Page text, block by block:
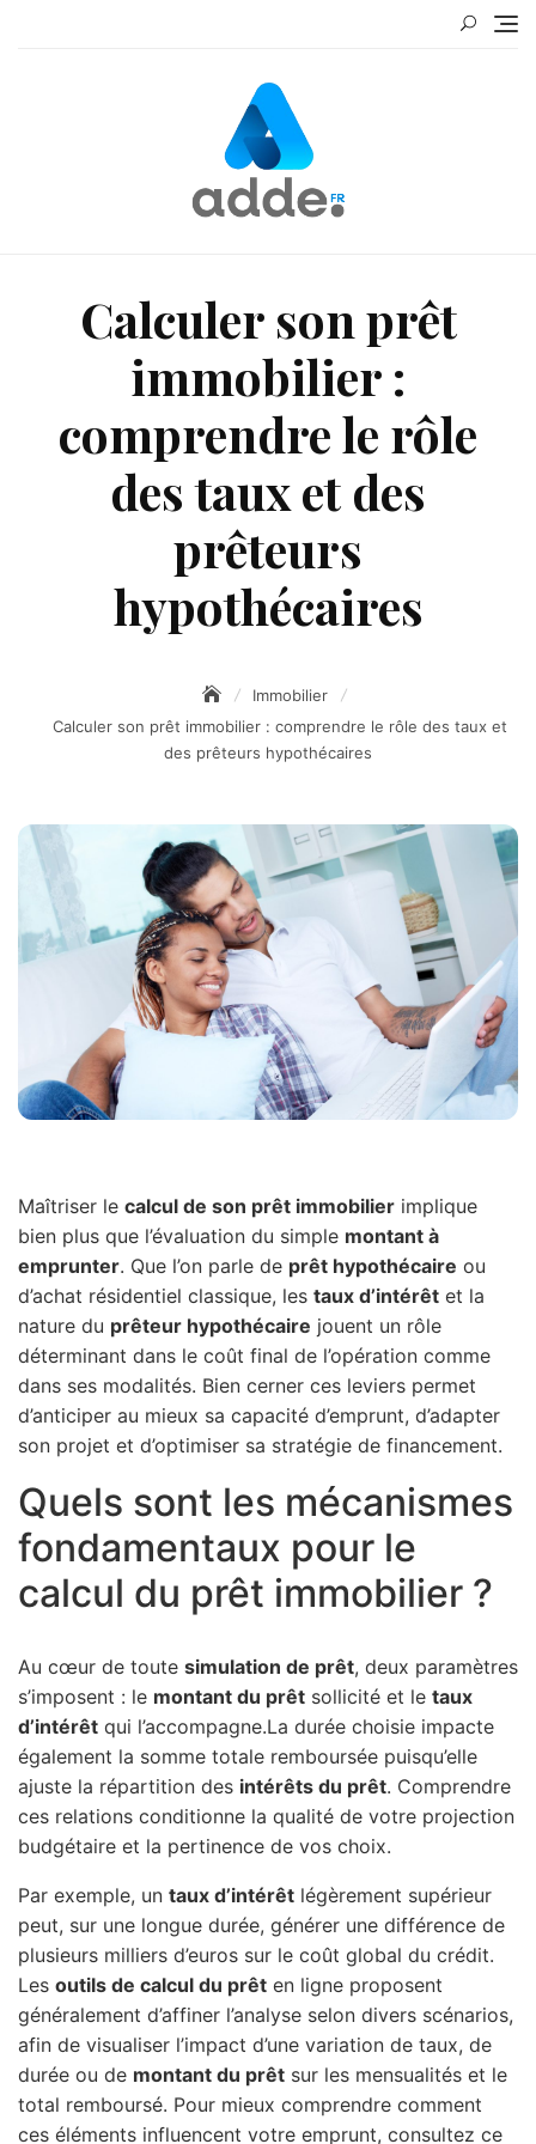
Calculer son prêt
immobilier :
comprendre le rôle
des taux et des
prêteurs
hypothécaires
Immobilier
Calculer son prêt immobilier : comprendre le rôle des taux et
des prêteurs hypothécaires
Maîtriser le calcul de son prêt immobilier implique
bien plus que l’évaluation du simple montant à
emprunter. Que l’on parle de prêt hypothécaire ou
d’achat résidentiel classique, les taux d’intérêt et la
nature du prêteur hypothécaire jouent un rôle
déterminant dans le coût final de l’opération comme
dans ses modalités. Bien cerner ces leviers permet
d’anticiper au mieux sa capacité d’emprunt, d’adapter
son projet et d’optimiser sa stratégie de financement.
Quels sont les mécanismes
fondamentaux pour le
calcul du prêt immobilier ?
Au cœur de toute simulation de prêt, deux paramètres
s’imposent : le montant du prêt sollicité et le taux
d’intérêt qui l’accompagne.La durée choisie impacte
également la somme totale remboursée puisqu’elle
ajuste la répartition des intérêts du prêt. Comprendre
ces relations conditionne la qualité de votre projection
budgétaire et la pertinence de vos choix.
Par exemple, un taux d’intérêt légèrement supérieur
peut, sur une longue durée, générer une différence de
plusieurs milliers d’euros sur le coût global du crédit.
Les outils de calcul du prêt en ligne proposent
généralement d’affiner l’analyse selon divers scénarios,
afin de visualiser l’impact d’une variation de taux, de
durée ou de montant du prêt sur les mensualités et le
total remboursé. Pour mieux comprendre comment
ces éléments influencent votre emprunt, consultez ce